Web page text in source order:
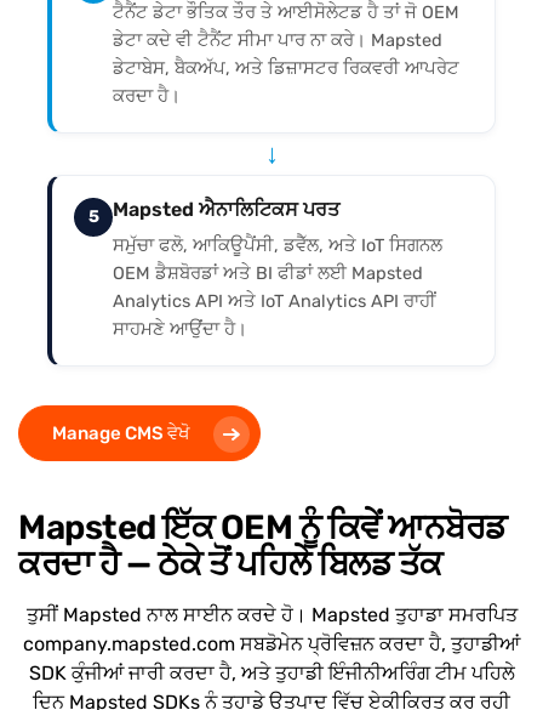
ਟੈਨੈਂਟ ਡੇਟਾ ਭੌਤਿਕ ਤੌਰ ਤੇ ਆਈਸੋਲੇਟਡ ਹੈ ਤਾਂ ਜੋ OEM
ਡੇਟਾ ਕਦੇ ਵੀ ਟੈਨੈਂਟ ਸੀਮਾ ਪਾਰ ਨਾ ਕਰੇ। Mapsted
ਡੇਟਾਬੇਸ, ਬੈਕਅੱਪ, ਅਤੇ ਡਿਜ਼ਾਸਟਰ ਰਿਕਵਰੀ ਆਪਰੇਟ
ਕਰਦਾ ਹੈ।
↓
5 Mapsted ਐਨਾਲਿਟਿਕਸ ਪਰਤ
ਸਮੁੱਚਾ ਫਲੋ, ਆਕਿਊਪੈਂਸੀ, ਡਵੈੱਲ, ਅਤੇ IoT ਸਿਗਨਲ
OEM ਡੈਸ਼ਬੋਰਡਾਂ ਅਤੇ BI ਫੀਡਾਂ ਲਈ Mapsted
Analytics API ਅਤੇ IoT Analytics API ਰਾਹੀਂ
ਸਾਹਮਣੇ ਆਉਂਦਾ ਹੈ।
Manage CMS ਵੇਖੋ
Mapsted ਇੱਕ OEM ਨੂੰ ਕਿਵੇਂ ਆਨਬੋਰਡ
ਕਰਦਾ ਹੈ — ਠੇਕੇ ਤੋਂ ਪਹਿਲੇ ਬਿਲਡ ਤੱਕ
ਤੁਸੀਂ Mapsted ਨਾਲ ਸਾਈਨ ਕਰਦੇ ਹੋ। Mapsted ਤੁਹਾਡਾ ਸਮਰਪਿਤ
company.mapsted.com ਸਬਡੋਮੇਨ ਪ੍ਰੋਵਿਜ਼ਨ ਕਰਦਾ ਹੈ, ਤੁਹਾਡੀਆਂ
SDK ਕੁੰਜੀਆਂ ਜਾਰੀ ਕਰਦਾ ਹੈ, ਅਤੇ ਤੁਹਾਡੀ ਇੰਜੀਨੀਅਰਿੰਗ ਟੀਮ ਪਹਿਲੇ
ਦਿਨ Mapsted SDKs ਨੂੰ ਤੁਹਾਡੇ ਉਤਪਾਦ ਵਿੱਚ ਏਕੀਕ੍ਰਿਤ ਕਰ ਰਹੀ